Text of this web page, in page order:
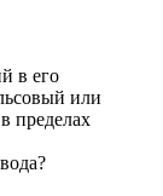
в его
или
пределах